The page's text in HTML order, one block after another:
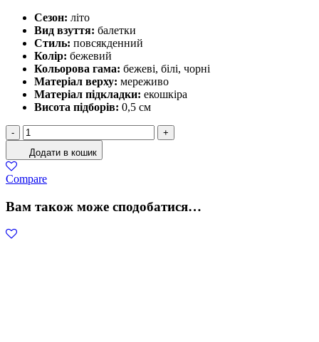
Сезон: літо
Вид взуття: балетки
Стиль: повсякденний
Колір: бежевий
Кольорова гама: бежеві, білі, чорні
Матеріал верху: мереживо
Матеріал підкладки: екошкіра
Висота підборів: 0,5 см
Бежеві
Мереживні
Балетки
З
Перлинами
-
+
Додати в кошик
Compare
Вам також може сподобатися…